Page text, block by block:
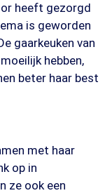
heeft gezorgd
is geworden
gaarkeuken van
hebben,
beter haar best
met haar
op in
ze ook een